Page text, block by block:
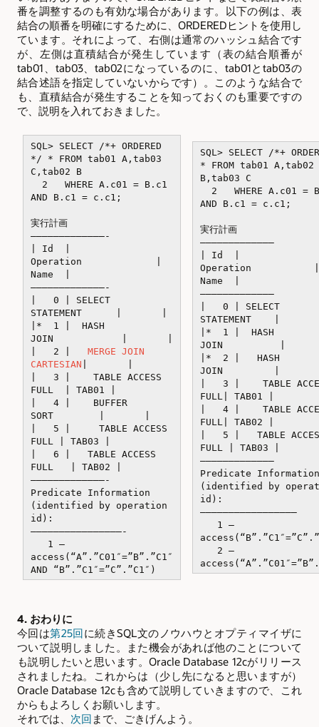
番を調整するのも有効な場合があります。以下の例は、表
結合の順番を明確にするために、ORDEREDヒントを使用し
ています。それによって、右側は通常のハッシュ結合です
が、左側は直積結合が発生しています（表の結合順番が
tab01、tab03、tab02になっているのに、tab01とtab03の
結合述語を指定していないからです）。このような結合で
も、直積結合が発生することを知っておくのも重要ですの
で、説明を入れておきました。
SQL> SELECT /*+ ORDERED
*/ * FROM tab01 A,tab03
C,tab02 B
2 WHERE A.c01 = B.c1
AND B.c1 = c.c1;
実行計画
—————————————-
| Id |
Operation |
Name |
—————————————-
| 0 | SELECT
STATEMENT | |
|* 1 | HASH
JOIN | |
| 2 | MERGE JOIN
CARTESIAN
| 3 | TABLE ACCESS
FULL | TAB01 |
| 4 | BUFFER
SORT | |
| 5 | TABLE ACCESS
FULL | TAB03 |
| 6 | TABLE ACCESS
FULL | TAB02 |
—————————————-
Predicate Information
(identified by operation
id):
————————————————-
1 –
access(“A”.”C01″=”B”.”C1″
AND “B”.”C1″=”C”.”C1″)
SQL> SELECT /*+
* FROM tab01 A,tab02
B,tab03 C
2 WHERE A.c01 =
AND B.c1 = c.c1;
実行計画
————————————–
| Id |
Operation |
Name |
————————————–
| 0 | SELECT
STATEMENT |
|* 1 | HASH
JOIN |
|* 2 | HASH
JOIN |
| 3 | TABLE
FULL| TAB01 |
| 4 | TABLE
FULL| TAB02 |
| 5 | TABLE
FULL | TAB03 |
————————————–
Predicate Information
(identified by
id):
—————————————————
1 –
2 –
4. おわりに
今回は第25回に続きSQL文のノウハウとオプティマイザに
ついて説明しました。また機会があれば他のことについて
も説明したいと思います。Oracle Database 12cがリリース
されましたね。これからは（少し先になると思いますが）
Oracle Database 12cも含めて説明していきますので、これ
からもよろしくお願いします。
それでは、 次回 まで、ごきげんよう。